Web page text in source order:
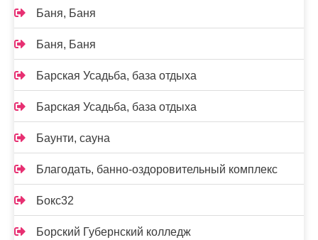
Баня, Баня
Баня, Баня
Барская Усадьба, база отдыха
Барская Усадьба, база отдыха
Баунти, сауна
Благодать, банно-оздоровительный комплекс
Бокс32
Борский Губернский колледж